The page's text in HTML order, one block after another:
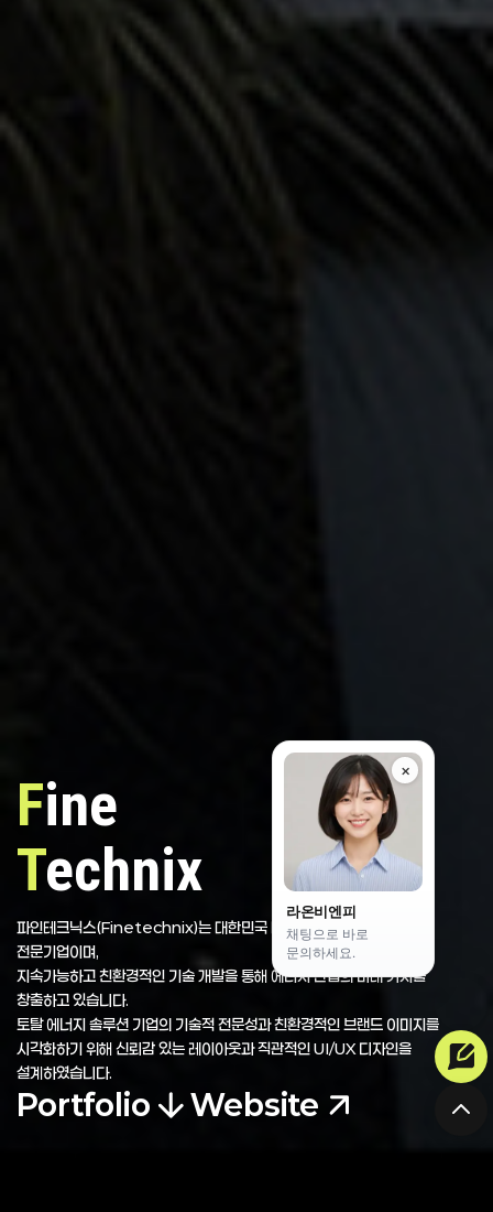
Fine
Technix
파인테크닉스(Finetechnix)는 대한민국 대표 토탈 에너지 솔루션
전문기업이며,
지속가능하고 친환경적인 기술 개발을 통해 에너지 산업의 미래 가치를
창출하고 있습니다.
토탈 에너지 솔루션 기업의 기술적 전문성과 친환경적인 브랜드 이미지를
시각화하기 위해 신뢰감 있는 레이아웃과 직관적인 UI/UX 디자인을
설계하였습니다.
Portfolio Website
×
라온비엔피
채팅으로 바로
문의하세요.